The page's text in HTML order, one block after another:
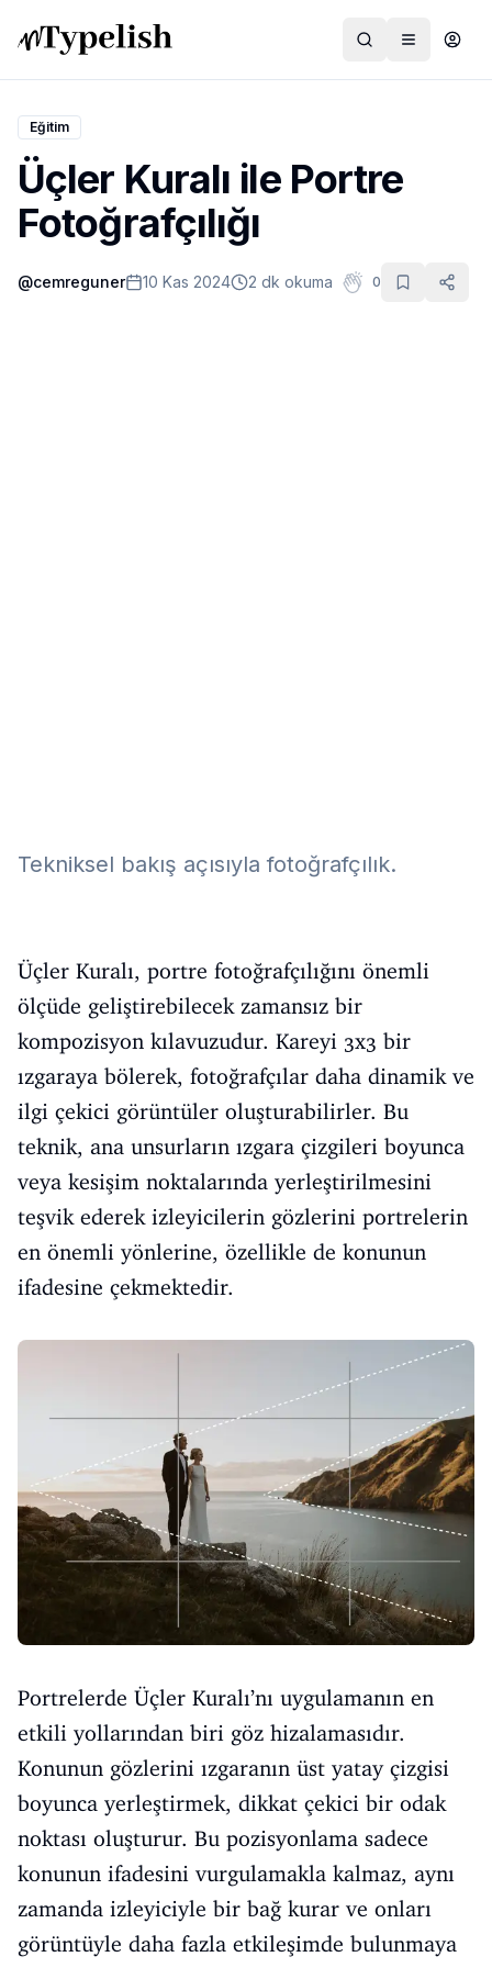
Dünya
Film ve Dizi
Kültür ve Sanat
Eğitim
Üçler Kuralı ile Portre
Fotoğrafçılığı
@cemreguner 10 Kas 2024 2 dk okuma 0
Tekniksel bakış açısıyla fotoğrafçılık.
Üçler Kuralı, portre fotoğrafçılığını önemli
ölçüde geliştirebilecek zamansız bir
kompozisyon kılavuzudur. Kareyi 3x3 bir
ızgaraya bölerek, fotoğrafçılar daha dinamik ve
ilgi çekici görüntüler oluşturabilirler. Bu
teknik, ana unsurların ızgara çizgileri boyunca
veya kesişim noktalarında yerleştirilmesini
teşvik ederek izleyicilerin gözlerini portrelerin
en önemli yönlerine, özellikle de konunun
ifadesine çekmektedir.
Portrelerde Üçler Kuralı’nı uygulamanın en
etkili yollarından biri göz hizalamasıdır.
Konunun gözlerini ızgaranın üst yatay çizgisi
boyunca yerleştirmek, dikkat çekici bir odak
noktası oluşturur. Bu pozisyonlama sadece
konunun ifadesini vurgulamakla kalmaz, aynı
zamanda izleyiciyle bir bağ kurar ve onları
görüntüyle daha fazla etkileşimde bulunmaya